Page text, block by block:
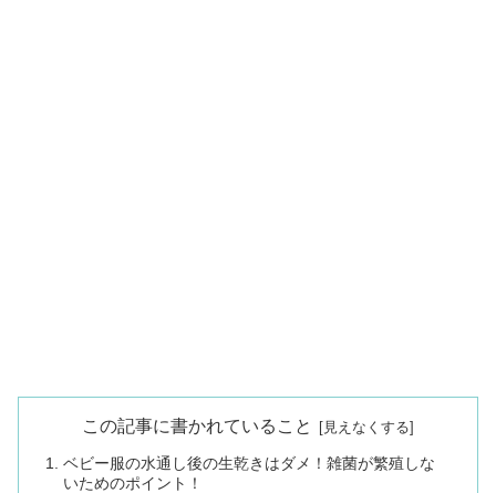
この記事に書かれていること
ベビー服の水通し後の生乾きはダメ！雑菌が繁殖しな
いためのポイント！